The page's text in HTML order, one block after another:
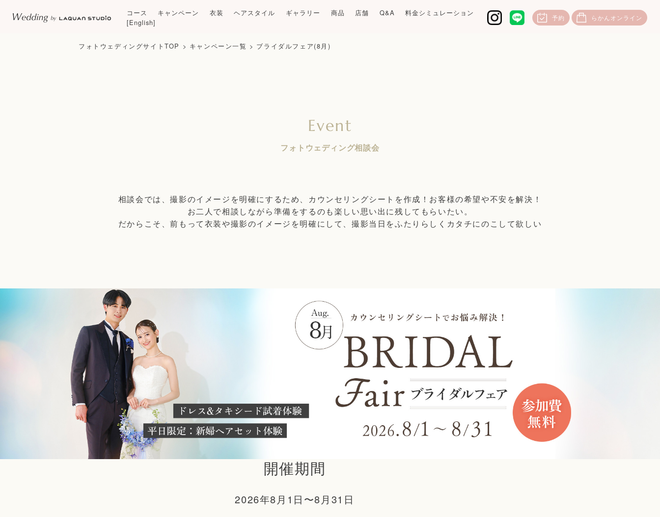
コース キャンペーン 衣装 ヘアスタイル ギャラリー 商品 店舗 Q&A
料金シミュレーション
[English]
予約 らかんオンライン
フォトウェディングサイトTOP > キャンペーン一覧 > ブライダルフェア(8月)
フォトウェディング相談会
相談会では、撮影のイメージを明確にするため、カウンセリングシートを作成！お客様の希望や不安を解決！
お二人で相談しながら準備をするのも楽しい思い出に残してもらいたい。
だからこそ、前もって衣装や撮影のイメージを明確にして、撮影当日をふたりらしくカタチにのこして欲しい
開催期間
2026年8月1日〜8月31日